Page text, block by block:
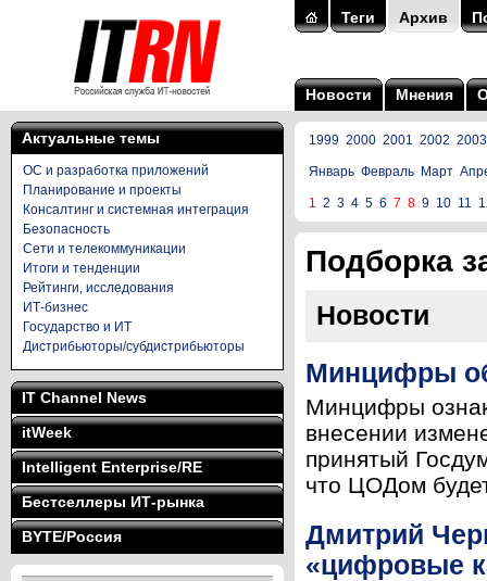
Теги Архив
Новости Мнения
Актуальные темы
ОС и разработка приложений
Планирование и проекты
Консалтинг и системная интеграция
Безопасность
Сети и телекоммуникации
Итоги и тенденции
Рейтинги, исследования
ИТ-бизнес
Государство и ИТ
Дистрибьюторы/субдистрибьюторы
IT Channel News
itWeek
Intelligent Enterprise/RE
Бестселлеры ИТ-рынка
BYTE/Россия
1999 2000 2001 2002 2003
Январь Февраль Март
1 2 3 4 5 6 7 8 9 10 11
Подборка
Новости
Минцифры
Минцифры
внесении
принятый
что ЦОДом
Дмитрий
«цифровые